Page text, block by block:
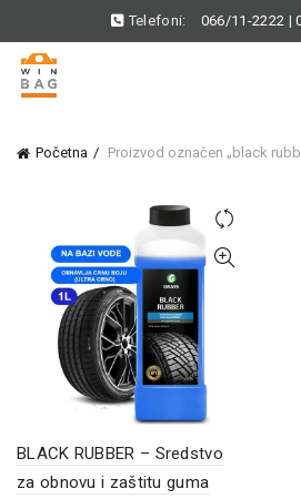
Telefoni: 066/11-2222 |
Početna Proizvod označen „black
BLACK RUBBER – Sredstvo
za obnovu i zaštitu guma